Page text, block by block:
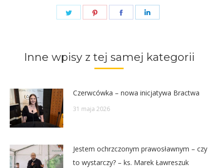
Share
Share
Share
Inne wpisy z tej samej kategorii
Czerwcówka – nowa inicjatywa Bractwa
31 maja 2026
Jestem ochrzczonym prawosławnym – czy
to wystarczy? – ks. Marek Ławreszuk